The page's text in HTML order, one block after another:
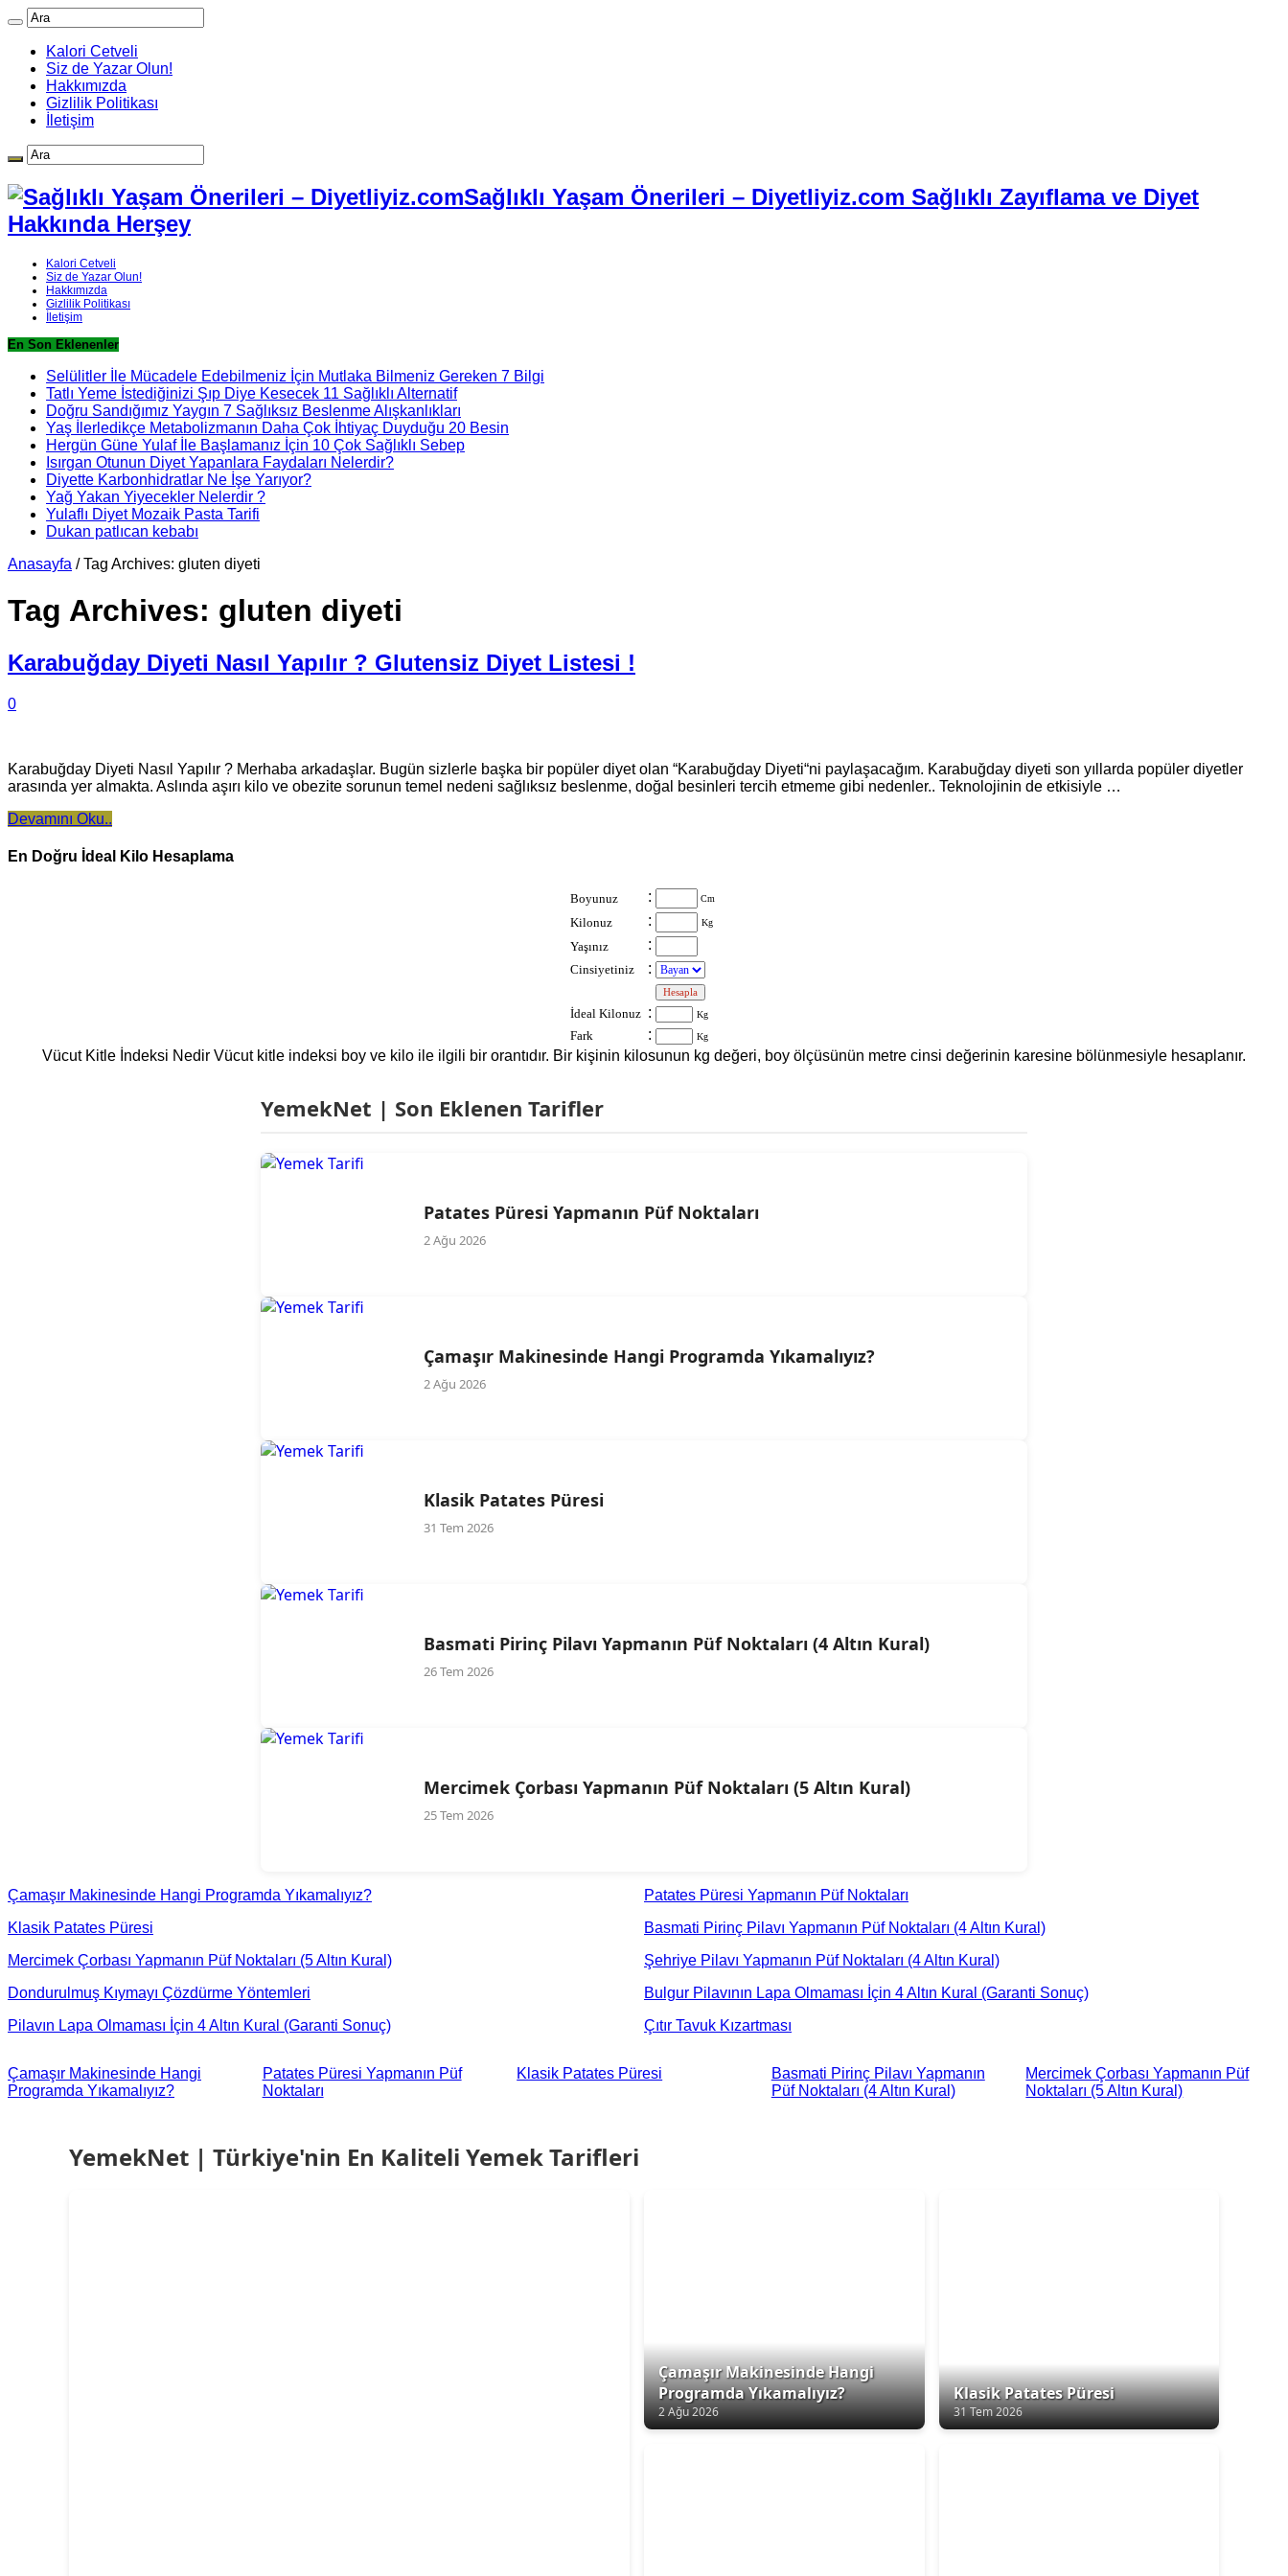
Kalori Cetveli
Siz de Yazar Olun!
Hakkımızda
Gizlilik Politikası
İletişim
Sağlıklı Yaşam Önerileri – Diyetliyiz.com Sağlıklı Zayıflama ve Diyet
Hakkında Herşey
Kalori Cetveli
Siz de Yazar Olun!
Hakkımızda
Gizlilik Politikası
İletişim
En Son Eklenenler
Selülitler İle Mücadele Edebilmeniz İçin Mutlaka Bilmeniz Gereken 7 Bilgi
Tatlı Yeme İstediğinizi Şıp Diye Kesecek 11 Sağlıklı Alternatif
Doğru Sandığımız Yaygın 7 Sağlıksız Beslenme Alışkanlıkları
Yaş İlerledikçe Metabolizmanın Daha Çok İhtiyaç Duyduğu 20 Besin
Hergün Güne Yulaf İle Başlamanız İçin 10 Çok Sağlıklı Sebep
Isırgan Otunun Diyet Yapanlara Faydaları Nelerdir?
Diyette Karbonhidratlar Ne İşe Yarıyor?
Yağ Yakan Yiyecekler Nelerdir ?
Yulaflı Diyet Mozaik Pasta Tarifi
Dukan patlıcan kebabı
Anasayfa / Tag Archives: gluten diyeti
Tag Archives: gluten diyeti
Karabuğday Diyeti Nasıl Yapılır ? Glutensiz Diyet Listesi !
0
Karabuğday Diyeti Nasıl Yapılır ? Merhaba arkadaşlar. Bugün sizlerle başka bir popüler diyet olan “Karabuğday Diyeti“ni paylaşacağım. Karabuğday diyeti son yıllarda popüler diyetler
arasında yer almakta. Aslında aşırı kilo ve obezite sorunun temel nedeni sağlıksız beslenme, doğal besinleri tercih etmeme gibi nedenler.. Teknolojinin de etkisiyle …
Devamını Oku..
En Doğru İdeal Kilo Hesaplama
Boyunuz : Cm
Kilonuz : Kg
Yaşınız :
Cinsiyetiniz
:
İdeal Kilonuz : Kg
Fark : Kg
Vücut Kitle İndeksi Nedir Vücut kitle indeksi boy ve kilo ile ilgili bir orantıdır. Bir kişinin kilosunun kg değeri, boy ölçüsünün metre cinsi değerinin karesine bölünmesiyle hesaplanır.
YemekNet | Son Eklenen Tarifler
Patates Püresi Yapmanın Püf Noktaları
2 Ağu 2026
Çamaşır Makinesinde Hangi Programda Yıkamalıyız?
2 Ağu 2026
Klasik Patates Püresi
31 Tem 2026
Basmati Pirinç Pilavı Yapmanın Püf Noktaları (4 Altın Kural)
26 Tem 2026
Mercimek Çorbası Yapmanın Püf Noktaları (5 Altın Kural)
25 Tem 2026
Çamaşır Makinesinde Hangi Programda Yıkamalıyız?
Patates Püresi Yapmanın Püf Noktaları
Klasik Patates Püresi
Basmati Pirinç Pilavı Yapmanın Püf Noktaları (4 Altın Kural)
Mercimek Çorbası Yapmanın Püf Noktaları (5 Altın Kural)
Şehriye Pilavı Yapmanın Püf Noktaları (4 Altın Kural)
Dondurulmuş Kıymayı Çözdürme Yöntemleri
Bulgur Pilavının Lapa Olmaması İçin 4 Altın Kural (Garanti Sonuç)
Pilavın Lapa Olmaması İçin 4 Altın Kural (Garanti Sonuç)
Çıtır Tavuk Kızartması
Çamaşır Makinesinde Hangi
Programda Yıkamalıyız?
Patates Püresi Yapmanın Püf
Noktaları
Klasik Patates Püresi
Basmati Pirinç Pilavı Yapmanın
Püf Noktaları (4 Altın Kural)
Mercimek Çorbası Yapmanın Püf
Noktaları (5 Altın Kural)
YemekNet | Türkiye'nin En Kaliteli Yemek Tarifleri
Çamaşır Makinesinde Hangi
Programda Yıkamalıyız?
2 Ağu 2026
Klasik Patates Püresi
31 Tem 2026